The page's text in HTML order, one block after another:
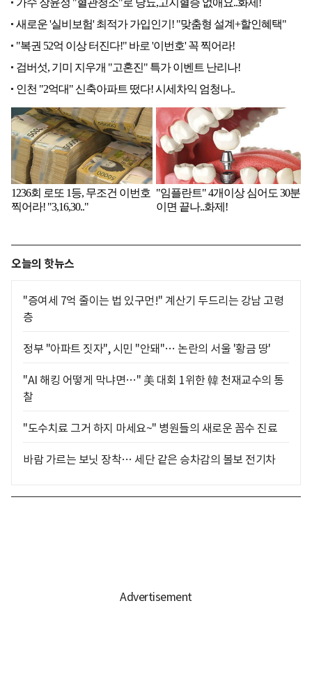
오늘의 핫뉴스
"증여세 7억 줄이는 법 있구먼!" 계산기 두드리는 강남 고령
층
정부 "아파트 짓자", 시민 "안돼"… 논란의 서울 '황금 땅'
"AI 해킹 어떻게 막냐면…" 美 대회 1위한 韓 천재교수의 통
찰
"도수치료 그거 하지 마세요~" 병원들의 새로운 꼼수 진료
바람 가르는 보닛 장착… 세단 같은 승차감의 볼보 전기차